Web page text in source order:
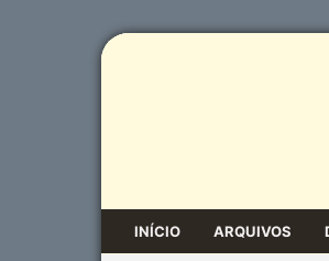
INÍCIO ARQUIVOS